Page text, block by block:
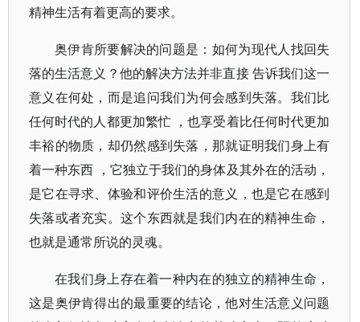
精神生活有着更高的要求。
奥伊肯所要解决的问题是：如何为现代人找回失
落的生活意义？他的解决方法并非直接 告诉我们这一
意义在何处，而是追问我们为何会感到失落。我们比
任何时代的人都更加繁忙 ，也享受着比任何时代更加
丰裕的物质，却仍然感到失落，那就证明我们身上有
着一种东西 ，它独立于我们的身体及其外在的活动，
是它在寻求、体验和评价生活的意义，也是它在感到
失落或者充实。这个东西就是我们内在的精神生命，
也就是通常所说的灵魂。
在我们身上存在着一种内在的独立的精神生命，
这是奥伊肯得出的最重要的结论，他对生活意义问题